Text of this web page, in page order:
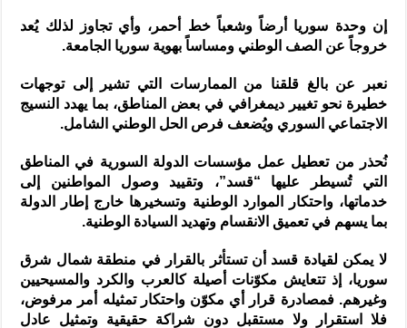
إن وحدة سوريا أرضاً وشعباً خط أحمر، وأي تجاوز لذلك يُعد
خروجاً عن الصف الوطني ومساساً بهوية سوريا الجامعة.
نعبر عن بالغ قلقنا من الممارسات التي تشير إلى توجهات
خطيرة نحو تغيير ديمغرافي في بعض المناطق، بما يهدد النسيج
الاجتماعي السوري ويُضعف فرص الحل الوطني الشامل.
نُحذر من تعطيل عمل مؤسسات الدولة السورية في المناطق
التي تُسيطر عليها “قسد”، وتقييد وصول المواطنين إلى
خدماتها، واحتكار الموارد الوطنية وتسخيرها خارج إطار الدولة
بما يسهم في تعميق الانقسام وتهديد السيادة الوطنية.
لا يمكن لقيادة قسد أن تستأثر بالقرار في منطقة شمال شرق
سوريا، إذ تتعايش مكوّنات أصيلة كالعرب والكرد والمسيحيين
وغيرهم. فمصادرة قرار أي مكوّن واحتكار تمثيله أمر مرفوض،
فلا استقرار ولا مستقبل دون شراكة حقيقية وتمثيل عادل